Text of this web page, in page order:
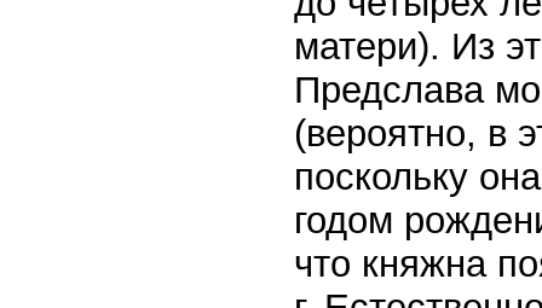
матери). Из
Предслава
(вероятно, в
поскольку
годом
что княжна